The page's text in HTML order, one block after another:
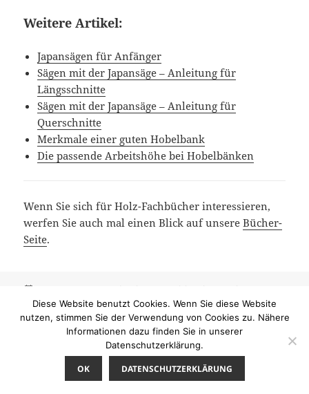
Weitere Artikel:
Japansägen für Anfänger
Sägen mit der Japansäge – Anleitung für
Längsschnitte
Sägen mit der Japansäge – Anleitung für
Querschnitte
Merkmale einer guten Hobelbank
Die passende Arbeitshöhe bei Hobelbänken
Wenn Sie sich für Holz-Fachbücher interessieren,
werfen Sie auch mal einen Blick auf unsereBücher-
Seite.
am
Kategorien
Handwerkzeuge
Holzbearbeitungskurse mit
Handwerkzeug
Schlagwörter
Handbearbeitung Holz,Handwerkzeug,
Holzbearbeitung mit Handwerkzeug,Holzbearbeitungskurs,
Holzworkshop, Kurswerkstatt , Schreinerkurs Schreinern mit
2 Kommentare zu Holzbearbeitungskurse mit
Datenschutzerklärung Stolz präsentiert von WordPress
Diese Website benutzt Cookies. Wenn Sie diese Website
nutzen, stimmen Sie der Verwendung von Cookies zu. Nähere
Informationen dazu finden Sie in unserer
Datenschutzerklärung.
OK DATENSCHUTZERKLÄRUNG